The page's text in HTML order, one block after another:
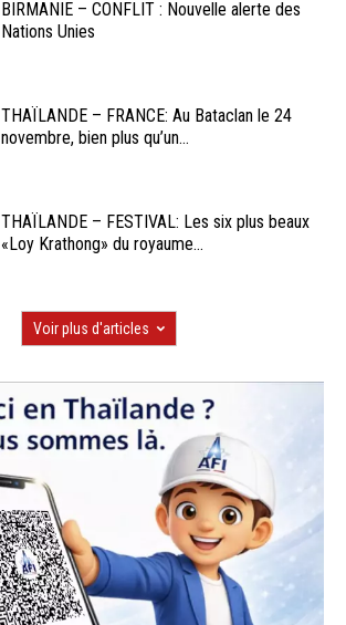
BIRMANIE – CONFLIT : Nouvelle alerte des
Nations Unies
THAÏLANDE – FRANCE: Au Bataclan le 24
novembre, bien plus qu’un...
THAÏLANDE – FESTIVAL: Les six plus beaux
«Loy Krathong» du royaume...
Voir plus d'articles